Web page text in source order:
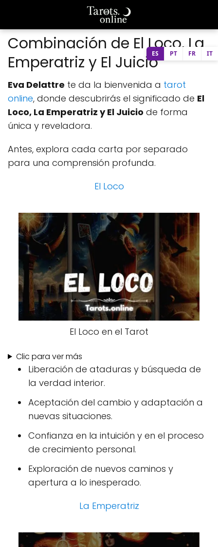
Combinación de El Loco, La
Emperatriz y El Juicio
Eva Delattre te da la bienvenida a tarot
online, donde descubrirás el significado de El
Loco, La Emperatriz y El Juicio de forma
única y reveladora.
Antes, explora cada carta por separado
para una comprensión profunda.
El Loco
El Loco en el Tarot
Clic para ver más
Liberación de ataduras y búsqueda de
la verdad interior.
Aceptación del cambio y adaptación a
nuevas situaciones.
Confianza en la intuición y en el proceso
de crecimiento personal.
Exploración de nuevos caminos y
apertura a lo inesperado.
La Emperatriz
ES PT FR IT